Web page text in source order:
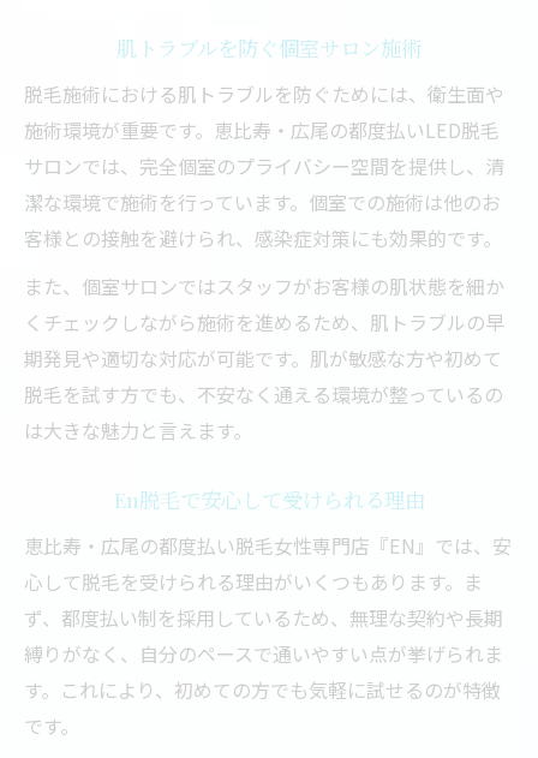
肌トラブルを防ぐ個室サロン施術
脱毛施術における肌トラブルを防ぐためには、衛生面や
施術環境が重要です。恵比寿・広尾の都度払いLED脱毛
サロンでは、完全個室のプライバシー空間を提供し、清
潔な環境で施術を行っています。個室での施術は他のお
客様との接触を避けられ、感染症対策にも効果的です。
また、個室サロンではスタッフがお客様の肌状態を細か
くチェックしながら施術を進めるため、肌トラブルの早
期発見や適切な対応が可能です。肌が敏感な方や初めて
脱毛を試す方でも、不安なく通える環境が整っているの
は大きな魅力と言えます。
En脱毛で安心して受けられる理由
恵比寿・広尾の都度払い脱毛女性専門店『EN』では、安
心して脱毛を受けられる理由がいくつもあります。ま
ず、都度払い制を採用しているため、無理な契約や長期
縛りがなく、自分のペースで通いやすい点が挙げられま
す。これにより、初めての方でも気軽に試せるのが特徴
です。